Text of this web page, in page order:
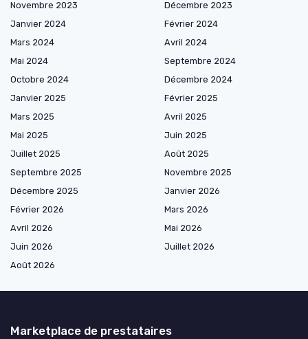
Novembre 2023
Décembre 2023
Janvier 2024
Février 2024
Mars 2024
Avril 2024
Mai 2024
Septembre 2024
Octobre 2024
Décembre 2024
Janvier 2025
Février 2025
Mars 2025
Avril 2025
Mai 2025
Juin 2025
Juillet 2025
Août 2025
Septembre 2025
Novembre 2025
Décembre 2025
Janvier 2026
Février 2026
Mars 2026
Avril 2026
Mai 2026
Juin 2026
Juillet 2026
Août 2026
Marketplace de prestataires